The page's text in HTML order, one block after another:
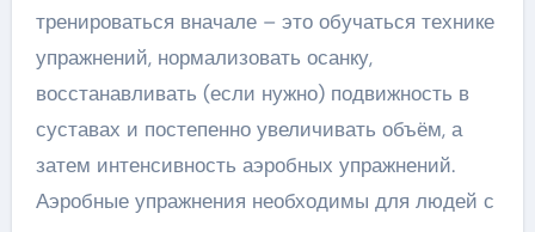
тренироваться вначале – это обучаться технике
упражнений, нормализовать осанку,
восстанавливать (если нужно) подвижность в
суставах и постепенно увеличивать объём, а
затем интенсивность аэробных упражнений.
Аэробные упражнения необходимы для людей с